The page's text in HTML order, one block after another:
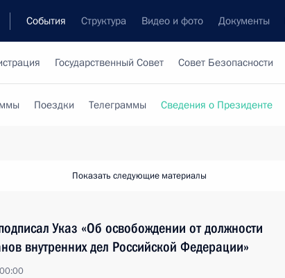
События Структура Видео и фото Документы
Государственный Совет Совет Безопасности
Поездки Телеграммы Сведения о Президенте
Показать следующие материалы
Указ «Об освобождении от должности
внутренних дел Российской Федерации»